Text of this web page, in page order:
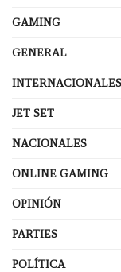
GAMING
GENERAL
INTERNACIONALES
JET SET
NACIONALES
ONLINE GAMING
OPINIÓN
PARTIES
POLÍTICA